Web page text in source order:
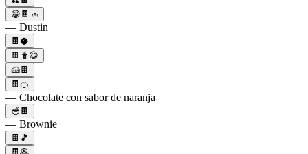
😁🍫🧢
— Dustin
🍫🥥
🍫🧋😋
🍰🍫
🍫🍊
— Chocolate con sabor de naranja
🥣🍫
— Brownie
🍫🎵
🍫🥞